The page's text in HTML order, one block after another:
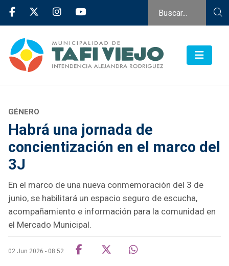
GÉNERO
Habrá una jornada de
concientización en el marco del
3J
En el marco de una nueva conmemoración del 3 de
junio, se habilitará un espacio seguro de escucha,
acompañamiento e información para la comunidad en
el Mercado Municipal.
02 Jun 2026 - 08:52